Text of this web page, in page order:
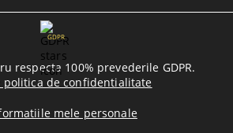
GDPR
respecta 100% prevederile GDPR.
politica de confidentialitate
mele personale